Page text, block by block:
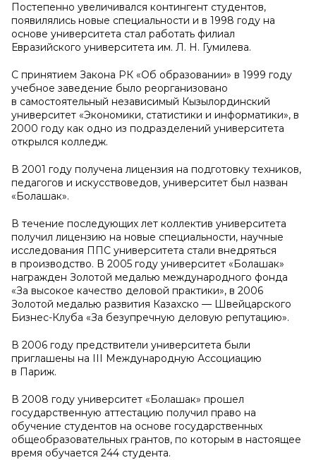
Постепенно увеличивался контингент студентов,
появилялись новые специальности и в 1998 году на
основе университета стал работать филиал
Евразийского университета им. Л. Н. Гумилева.
С принятием Закона РК «Об образовании» в 1999 году
учебное заведение было реорганизовано
в самостоятельный независимый Кызылординский
университет «Экономики, статистики и информатики», в
2000 году как одно из подразделений университета
открылся колледж.
В 2001 году получена лицензия на подготовку техников,
педагогов и искусствоведов, университет был назван
«Болашак».
В течение последующих лет коллектив университета
получил лицензию на новые специальности, научные
исследования ППС университета стали внедряться
в производство. В 2005 году университет «Болашак»
награжден Золотой медалью международного фонда
«За высокое качество деловой практики», в 2006
Золотой медалью развития Казахско — Швейцарского
Бизнес-Клуба «За безупречную деловую репутацию».
В 2006 году предствители университета были
приглашены на ІІІ Международную Ассоциацию
в Париж.
В 2008 году университет «Болашак» прошел
государственную аттестацию получил право на
обучение студентов на основе государственных
общеобразовательных грантов, по которым в настоящее
время обучается 244 студента.